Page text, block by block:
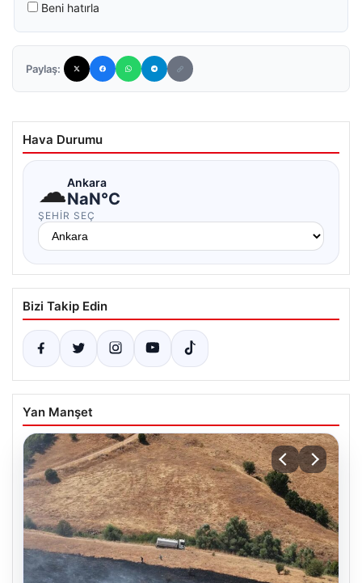
Beni hatırla
Paylaş:
Hava Durumu
☁Ankara
NaN°C
ŞEHIR SEÇ
Bizi Takip Edin
Yan Manşet